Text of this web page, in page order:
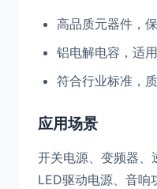
高品质元器件，
铝电解电容，适
符合行业标准，
应用场景
开关电源、变频器、
LED驱动电源、音响